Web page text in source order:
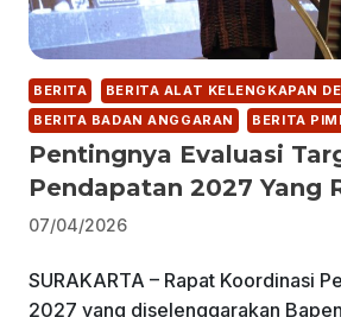
BERITA
BERITA ALAT KELENGKAPAN
BERITA BADAN ANGGARAN
BERITA
Pentingnya Evaluasi
Pendapatan 2027 Yang
07/04/2026
SURAKARTA – Rapat Koordinasi
2027 yang diselenggarakan